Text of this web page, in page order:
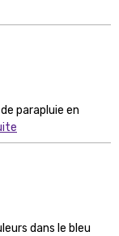
parapluie en
dans le bleu